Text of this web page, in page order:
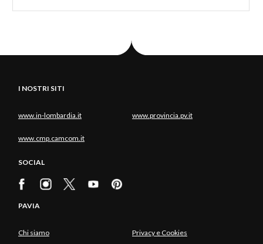
I NOSTRI SITI
www.in-lombardia.it www.provincia.pv.it
www.cmp.camcom.it
SOCIAL
PAVIA
Chi siamo Privacy e Cookies